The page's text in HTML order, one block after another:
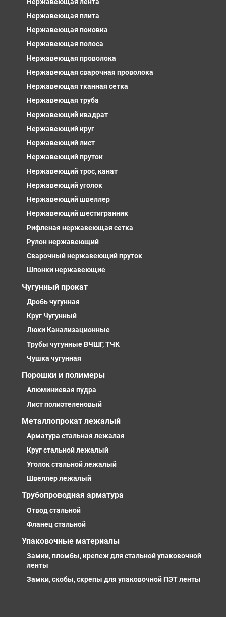
Нержавеющая лента
Нержавеющая плита
Нержавеющая поковка
Нержавеющая полоса
Нержавеющая проволока
Нержавеющая сварочная проволока
Нержавеющая тканная сетка
Нержавеющая труба
Нержавеющий квадрат
Нержавеющий круг
Нержавеющий лист
Нержавеющий пруток
Нержавеющий трос, канат
Нержавеющий уголок
Нержавеющий швеллер
Нержавеющий шестигранник
Рифленая нержавеющая сетка
Рулон нержавеющий
Сварочный нержавеющий пруток
Шпонки нержавеющие
Чугунный прокат
Дробь чугунная
Круг Чугунный
Люки Канализационные
Трубы чугунные ВЧШГ, ТЧК
Чушка чугунная
Порошки и полимеры
Алюминиевая пудра
Лист полиэтеленовый
Металлопрокат лежалый
Арматура стальная лежалая
Круг стальной лежалый
Уголок стальной лежалый
Швеллер лежалый
Трубопроводная арматура
Отвод стальной
Фланец стальной
Упаковочные материалы
Замки, пломбы, крепеж для стальной упаковочной
ленты
Замки, скобы, скрепы для упаковочной ПЭТ ленты